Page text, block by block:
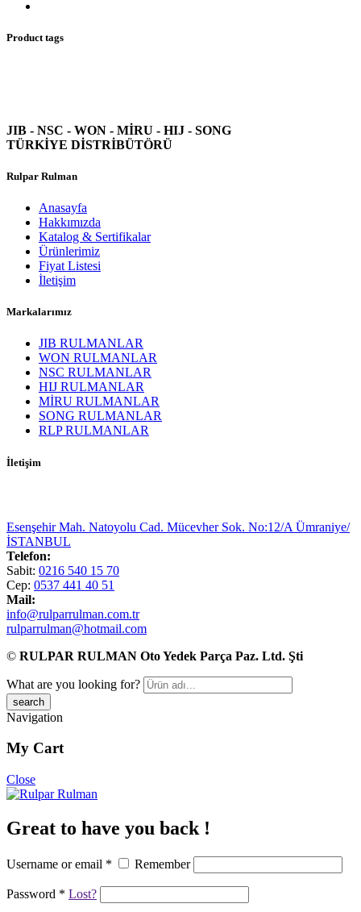
Product tags
JIB - NSC - WON - MİRU - HIJ - SONG
TÜRKİYE DİSTRİBÜTÖRÜ
Rulpar Rulman
Anasayfa
Hakkımızda
Katalog & Sertifikalar
Ürünlerimiz
Fiyat Listesi
İletişim
Markalarımız
JIB RULMANLAR
WON RULMANLAR
NSC RULMANLAR
HIJ RULMANLAR
MİRU RULMANLAR
SONG RULMANLAR
RLP RULMANLAR
İletişim
Esenşehir Mah. Natoyolu Cad. Mücevher Sok. No:12/A Ümraniye/
İSTANBUL
Telefon:
Sabit: 0216 540 15 70
Cep: 0537 441 40 51
Mail:
info@rulparrulman.com.tr
rulparrulman@hotmail.com
© RULPAR RULMAN Oto Yedek Parça Paz. Ltd. Şti
What are you looking for?
Navigation
My Cart
Close
Great to have you back !
Username or email * Remember
Password * Lost?